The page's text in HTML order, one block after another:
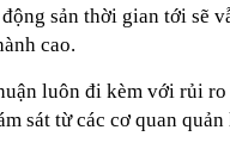
sản thời gian tới sẽ
cao.
luôn đi kèm với rủi
sát từ các cơ quan